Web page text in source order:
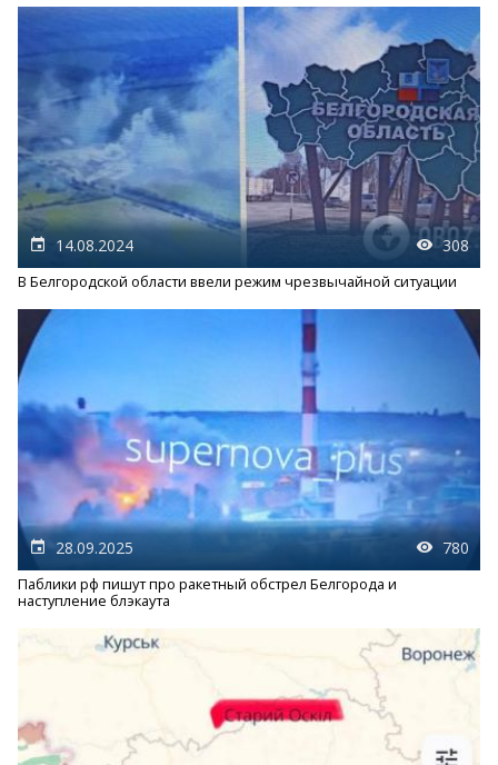
14.08.2024 308
В Белгородской области ввели режим чрезвычайной ситуации
28.09.2025 780
Паблики рф пишут про ракетный обстрел Белгорода и
наступление блэкаута